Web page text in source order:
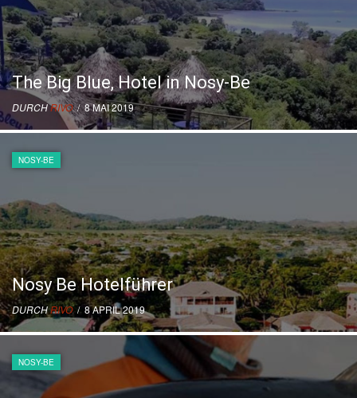
The Big Blue, Hotel in Nosy-Be
DURCHRIVO/ 8 MAI 2019
NOSY-BE
Nosy Be Hotelführer
DURCHRIVO/ 8 APRIL 2019
NOSY-BE